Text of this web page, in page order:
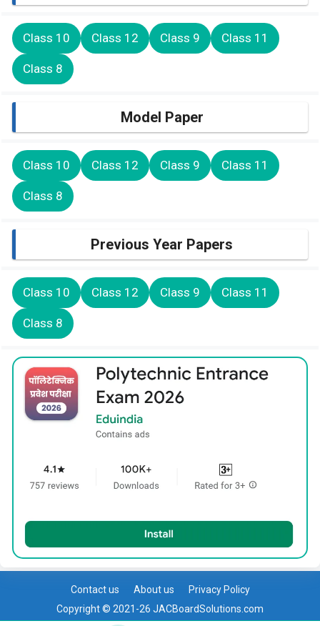
Class 10 Class 12 Class 9 Class 11
Class 8
Model Paper
Class 10 Class 12 Class 9 Class 11
Class 8
Previous Year Papers
Class 10 Class 12 Class 9 Class 11
Class 8
Contact us About us
Privacy Policy
Copyright © 2021-26 JACBoardSolutions.com